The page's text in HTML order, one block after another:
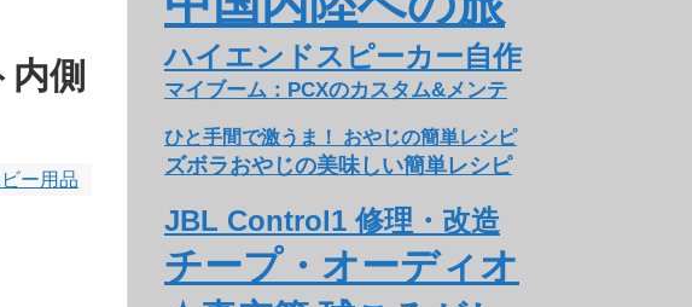
側
ー用品
ハイエンドスピーカー自作
マイブーム：PCXのカスタム&メンテ
ひと手間で激うま！ おやじの簡単レシピ
ズボラおやじの美味しい簡単レシピ
JBL Control1 修理・改造
チープ・オーディオ